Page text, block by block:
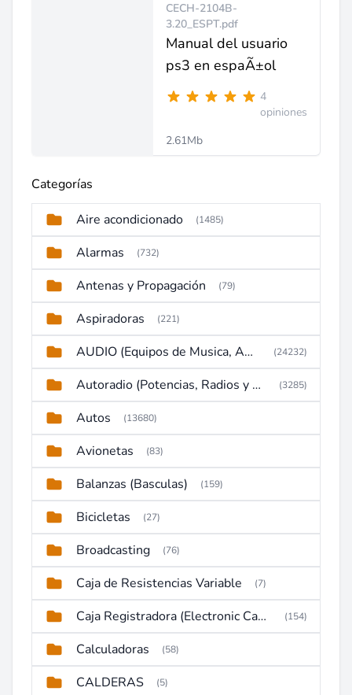
CECH-2104B-
3.20_ESPT.pdf
Manual del usuario
ps3 en espaÃ±ol
4
opiniones
2.61Mb
Categorías
Aire acondicionado (1485)
Alarmas (732)
Antenas y Propagación (79)
Aspiradoras (221)
AUDIO (Equipos de Musica, Amplificadores, Reproductores, Etc) (24232)
Autoradio (Potencias, Radios y DVD) (3285)
Autos (13680)
Avionetas (83)
Balanzas (Basculas) (159)
Bicicletas (27)
Broadcasting (76)
Caja de Resistencias Variable (7)
Caja Registradora (Electronic Cash Register) (154)
Calculadoras (58)
CALDERAS (5)